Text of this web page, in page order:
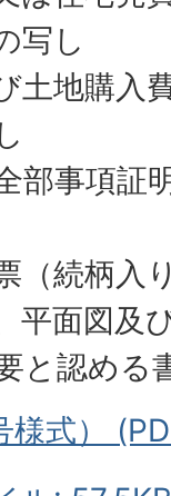
写し
土地購入
部事項証
（続柄入
平面図及
と認める
様式）